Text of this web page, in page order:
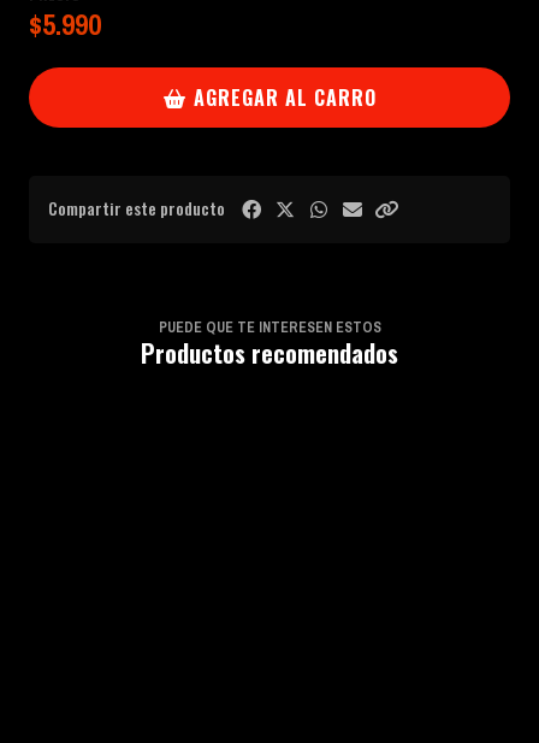
$5.990
AGREGAR AL CARRO
Compartir este producto
PUEDE QUE TE INTERESEN ESTOS
Productos recomendados